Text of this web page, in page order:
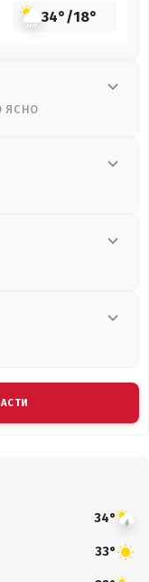
34°/18°
ясно
34°
33°